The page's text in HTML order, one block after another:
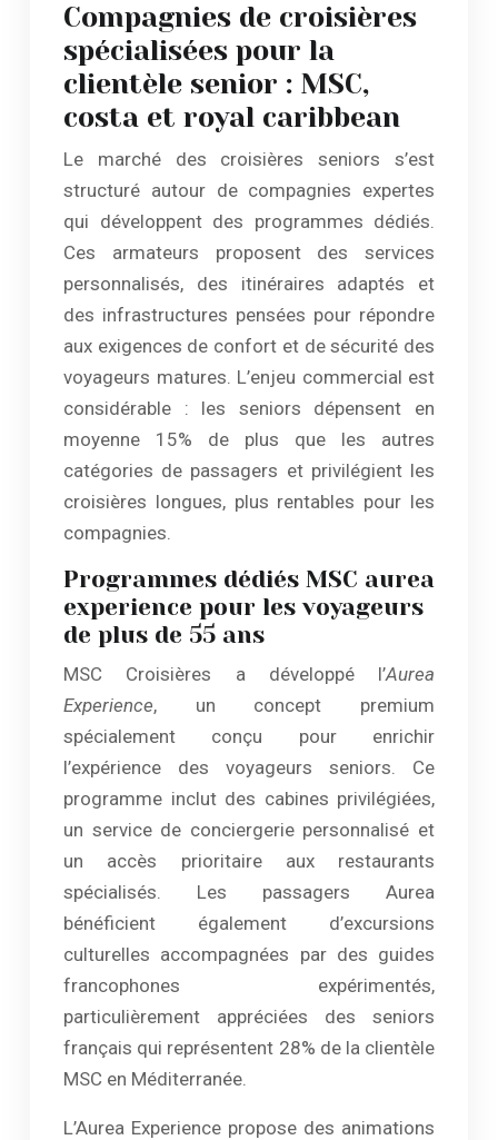
Compagnies de croisières
spécialisées pour la
clientèle senior : MSC,
costa et royal caribbean
Le marché des croisières seniors s’est
structuré autour de compagnies expertes
qui développent des programmes dédiés.
Ces armateurs proposent des services
personnalisés, des itinéraires adaptés et
des infrastructures pensées pour répondre
aux exigences de confort et de sécurité des
voyageurs matures. L’enjeu commercial est
considérable : les seniors dépensent en
moyenne 15% de plus que les autres
catégories de passagers et privilégient les
croisières longues, plus rentables pour les
compagnies.
Programmes dédiés MSC aurea
experience pour les voyageurs
de plus de 55 ans
MSC Croisières a développé l’Aurea
Experience, un concept premium
spécialement conçu pour enrichir
l’expérience des voyageurs seniors. Ce
programme inclut des cabines privilégiées,
un service de conciergerie personnalisé et
un accès prioritaire aux restaurants
spécialisés. Les passagers Aurea
bénéficient également d’excursions
culturelles accompagnées par des guides
francophones expérimentés,
particulièrement appréciées des seniors
français qui représentent 28% de la clientèle
MSC en Méditerranée.
L’Aurea Experience propose des animations